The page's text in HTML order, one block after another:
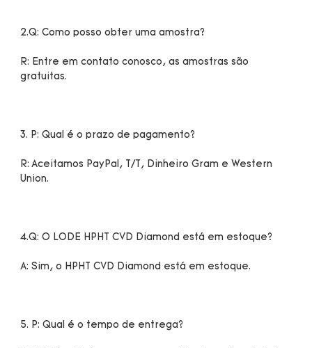
R: Entre em contato conosco, as amostras são
R: Aceitamos PayPal, T/T, Dinheiro Gram e Western